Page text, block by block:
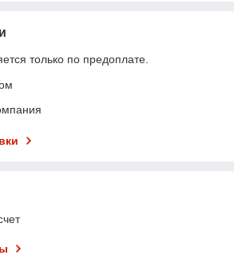
только по предоплате.